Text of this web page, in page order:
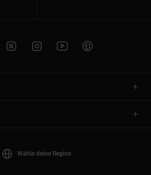
Wähle deine Region